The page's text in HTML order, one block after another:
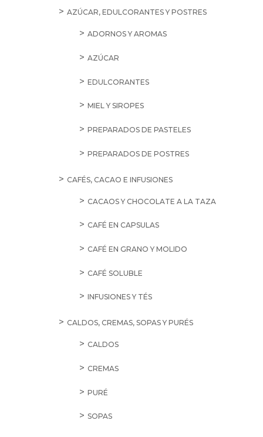
AZÚCAR, EDULCORANTES Y POSTRES
ADORNOS Y AROMAS
AZÚCAR
EDULCORANTES
MIEL Y SIROPES
PREPARADOS DE PASTELES
PREPARADOS DE POSTRES
CAFÉS, CACAO E INFUSIONES
CACAOS Y CHOCOLATE A LA TAZA
CAFÉ EN CAPSULAS
CAFÉ EN GRANO Y MOLIDO
CAFÉ SOLUBLE
INFUSIONES Y TÉS
CALDOS, CREMAS, SOPAS Y PURÉS
CALDOS
CREMAS
PURÉ
SOPAS